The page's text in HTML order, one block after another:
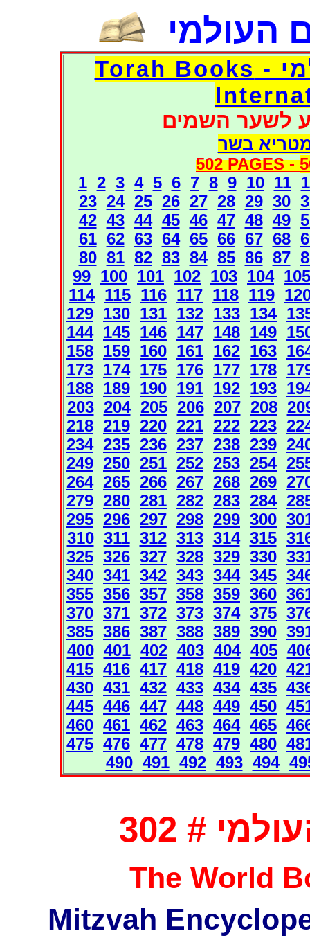
העולמי
דפי אוצר הספרים העולמי - Torah Books
לשער השמים
בשר
502 PAGES -
1 2 3 4 5 6 7 8 9 10 11
23 24 25 26 27 28 29 30
42 43 44 45 46 47 48 49
61 62 63 64 65 66 67 68
80 81 82 83 84 85 86 87
99 100 101 102 103 104 105
114 115 116 117 118 119
129 130 131 132 133 134
144 145 146 147 148 149
158 159 160 161 162 163
173 174 175 176 177 178
188 189 190 191 192 193
203 204 205 206 207 208
218 219 220 221 222 223
234 235 236 237 238 239
249 250 251 252 253 254
264 265 266 267 268 269
279 280 281 282 283 284
295 296 297 298 299 300
310 311 312 313 314 315
325 326 327 328 329 330
340 341 342 343 344 345
355 356 357 358 359 360
370 371 372 373 374 375
385 386 387 388 389 390
400 401 402 403 404 405
415 416 417 418 419 420
430 431 432 433 434 435
445 446 447 448 449 450
460 461 462 463 464 465
475 476 477 478 479 480
490 491 492 493 494
# 302
The World